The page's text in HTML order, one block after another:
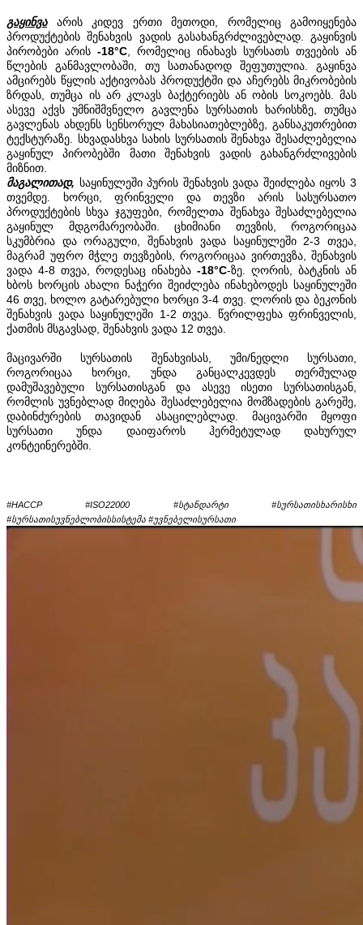
გაყინვაარის კიდევ ერთი მეთოდი, რომელიც გამოიყენება
პროდუქტების შენახვის ვადის გასახანგრძლივებლად. გაყინვის
პირობები არის -18°C , რომელიც ინახავს სურსათს თვეების ან
წლების განმავლობაში, თუ სათანადოდ შეფუთულია. გაყინვა
ამცირებს წყლის აქტივობას პროდუქტში და აჩერებს მიკრობების
ზრდას, თუმცა ის არ კლავს ბაქტერიებს ან ობის სოკოებს. მას
ასევე აქვს უმნიშმვნელო გავლენა სურსათის ხარისხზე, თუმცა
გავლენას ახდენს სენსორულ მახასიათებლებზე, განსაკუთრებით
ტექსტურაზე. სხვადასხვა სახის სურსათის შენახვა შესაძლებელია
გაყინულ პირობებში მათი შენახვის ვადის გახანგრძლივების
მიზნით.
მაგალითად, საყინულეში პურის შენახვის ვადა შეიძლება იყოს 3
თვემდე. ხორცი, ფრინველი და თევზი არის სასურსათო
პროდუქტების სხვა ჯგუფები, რომელთა შენახვა შესაძლებელია
გაყინულ მდგომარეობაში. ცხიმიანი თევზის, როგორიცაა
სკუმბრია და ორაგული, შენახვის ვადა საყინულეში 2-3 თვეა,
მაგრამ უფრო მჭლე თევზების, როგორიცაა ვირთევზა, შენახვის
ვადა 4-8 თვეა, როდესაც ინახება -18°C-ზე. ღორის, ბატკნის ან
ხბოს ხორცის ახალი ნაჭერი შეიძლება ინახებოდეს საყინულეში
46 თვე, ხოლო გატარებული ხორცი 3-4 თვე. ლორის და ბეკონის
შენახვის ვადა საყინულეში 1-2 თვეა. წვრილფეხა ფრინველის,
ქათმის მსგავსად, შენახვის ვადა 12 თვეა.
მაცივარში სურსათის შენახვისას, უმი/ნედლი სურსათი,
როგორიცაა ხორცი, უნდა განცალკევდეს თერმულად
დამუშავებული სურსათისგან და ასევე ისეთი სურსათისგან,
რომლის უვნებლად მიღება შესაძლებელია მომზადების გარეშე,
დაბინძურების თავიდან ასაცილებლად. მაცივარში მყოფი
სურსათი უნდა დაიფაროს ჰერმეტულად დახურულ
კონტეინერებში.
#HACCP #ISO22000 #სტანდარტი #სურსათისხარისხი
#სურსათისუვნებლობისსისტემა #უვნებელისურსათი